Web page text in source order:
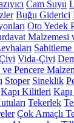
Cam Suyu
Buğu Giderici
Oto Yedek
Malzemesi
Vida-Çivi
ve Pencere
Stoper Sineklik
Kapı Kilitleri
Tekerlek
Çok Amaçlı